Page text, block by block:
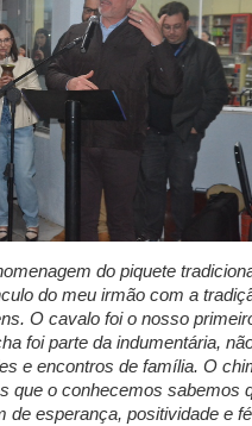
do piquete
do meu irmão com a
O cavalo foi o nosso
foi parte da indumentária,
e encontros de família. O
que o conhecemos sabemos
de esperança, positividade e